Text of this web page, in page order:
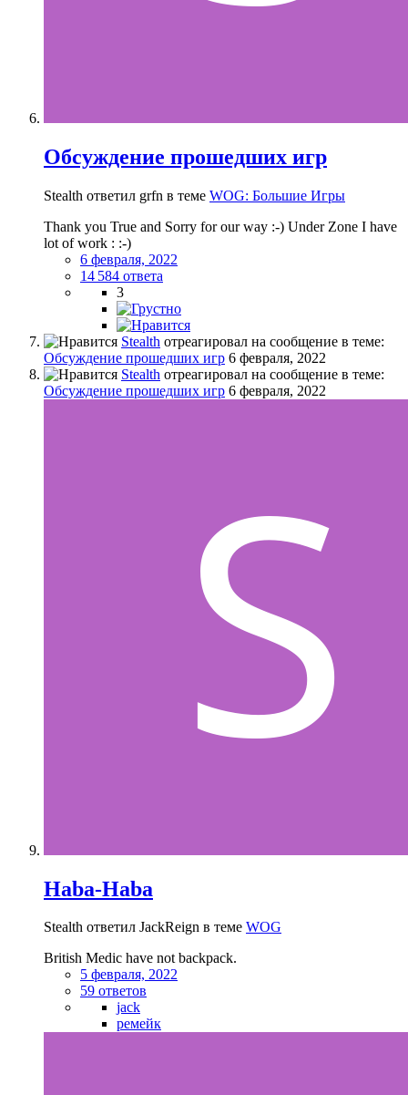
Обсуждение прошедших игр
Stealth ответил grfn в теме WOG: Большие Игры
Thank you True and Sorry for our way :-) Under Zone I have
lot of work : :-)
6 февраля, 2022
14 584 ответа
3
Stealth отреагировал на сообщение в теме:
Обсуждение прошедших игр 6 февраля, 2022
Stealth отреагировал на сообщение в теме:
Обсуждение прошедших игр 6 февраля, 2022
Haba-Haba
Stealth ответил JackReign в теме WOG
British Medic have not backpack.
5 февраля, 2022
59 ответов
jack
ремейк